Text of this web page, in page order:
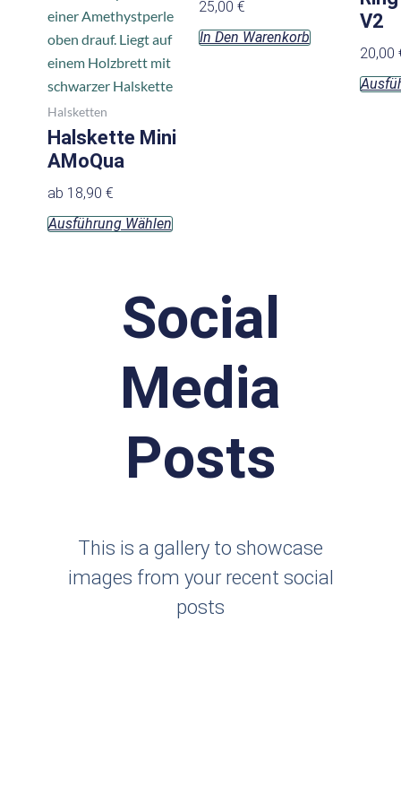
Halsketten
Halskette Mini
AMoQua
ab 18,90 €
Ausführung Wählen
auf.
Die
können
der
25,00 €
In Den Warenkorb
V2
20,00
Social
Media
Posts
This is a gallery to showcase
images from your recent social
posts